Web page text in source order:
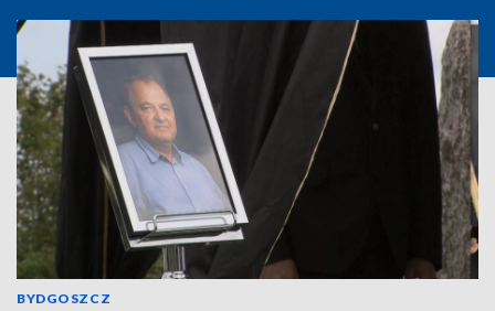
BYDGOSZCZ